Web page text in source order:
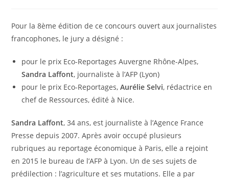
Pour la 8ème édition de ce concours ouvert aux journalistes
francophones, le jury a désigné :
pour le prix Eco-Reportages Auvergne Rhône-Alpes,
Sandra Laffont, journaliste à l’AFP (Lyon)
pour le prix Eco-Reportages,Aurélie Selvi, rédactrice en
chef de Ressources, édité à Nice.
Sandra Laffont, 34 ans, est journaliste à l’Agence France
Presse depuis 2007. Après avoir occupé plusieurs
rubriques au reportage économique à Paris, elle a rejoint
en 2015 le bureau de l’AFP à Lyon. Un de ses sujets de
prédilection : l’agriculture et ses mutations. Elle a par